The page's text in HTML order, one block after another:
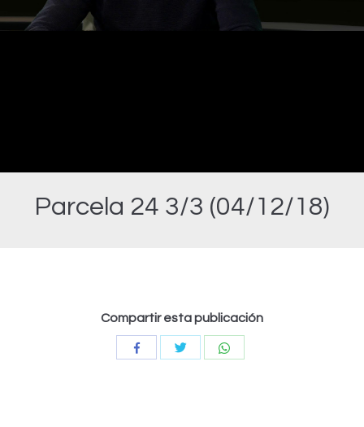
Parcela 24 3/3 (04/12/18)
Video
Compartir esta publicación
CompartirCompartir